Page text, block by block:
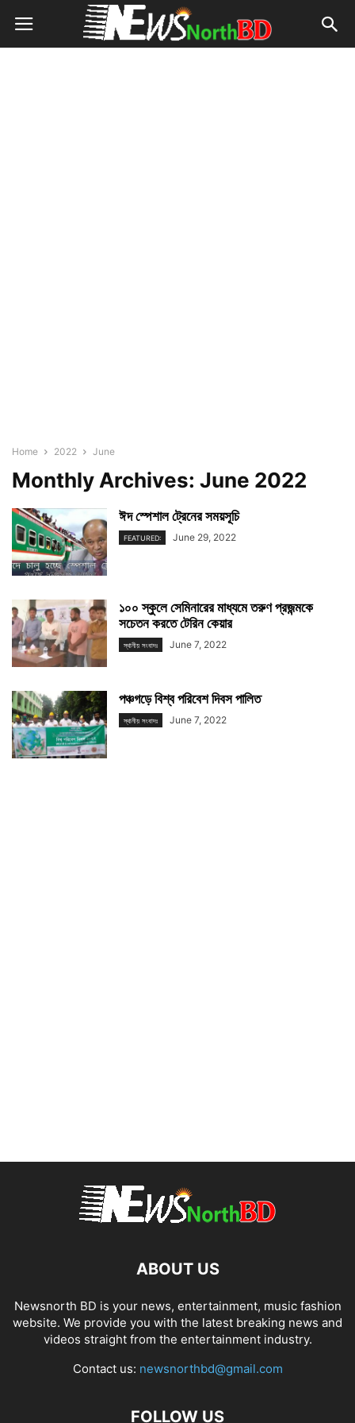
Home 2022 June
Monthly Archives: June 2022
ঈদ স্পেশাল ট্রেনের সময়সূচি
FEATURED: June 29, 2022
১০০ স্কুলে সেমিনারের মাধ্যমে তরুণ প্রজন্মকে
সচেতন করতে টেরিন কেয়ার
স্থানীয় সংবাদঃ June 7, 2022
পঞ্চগড়ে বিশ্ব পরিবেশ দিবস পালিত
স্থানীয় সংবাদঃ June 7, 2022
ABOUT US
Newsnorth BD is your news, entertainment, music fashion
website. We provide you with the latest breaking news and
videos straight from the entertainment industry.
Contact us: newsnorthbd@gmail.com
FOLLOW US